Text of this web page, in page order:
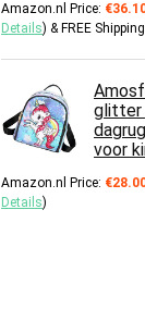
Amazon.nl Price: €
Details) & FREE Shipping
glitter
voor
Amazon.nl Price: €
Details)